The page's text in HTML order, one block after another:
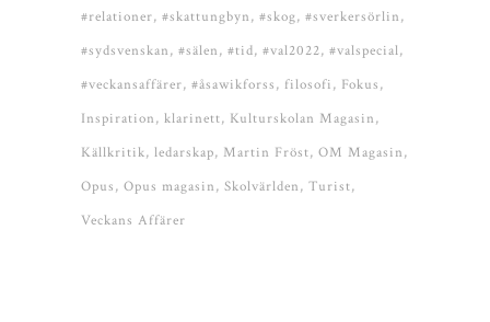
#relationer #skattungbyn #skog #sverkersörlin
#sydsvenskan #sälen #tid #val2022 #valspecial
#veckansaffärer #åsawikforss filosofi
Fokus
Inspiration klarinett Kulturskolan Magasin
Källkritik ledarskap Martin Fröst OM Magasin
Opus Opus magasin Skolvärlden Turist
Veckans Affärer